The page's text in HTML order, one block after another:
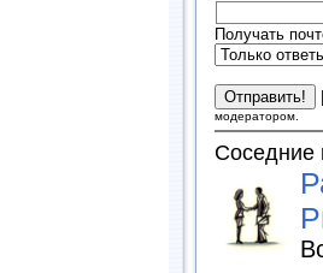
Получать
модератором.
Соседние